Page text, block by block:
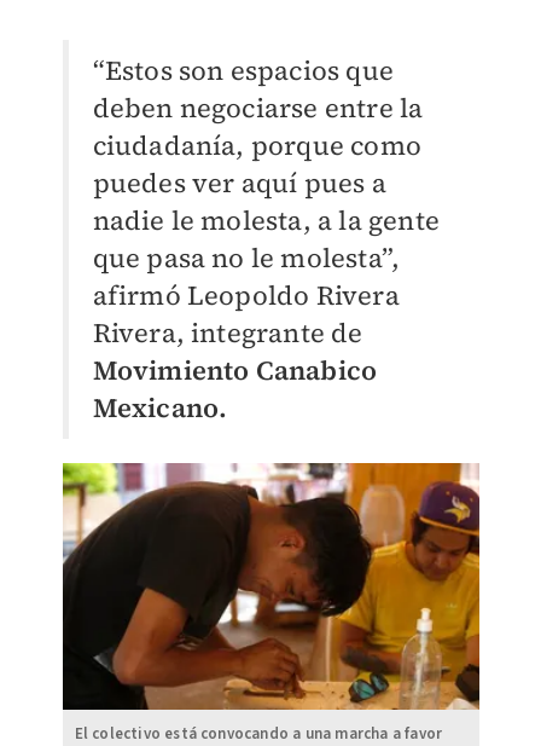
“Estos son espacios que
deben negociarse entre la
ciudadanía, porque como
puedes ver aquí pues a
nadie le molesta, a la gente
que pasa no le molesta”,
afirmó Leopoldo Rivera
Rivera, integrante de
Movimiento Canabico
Mexicano.
El colectivo está convocando a una marcha a favor